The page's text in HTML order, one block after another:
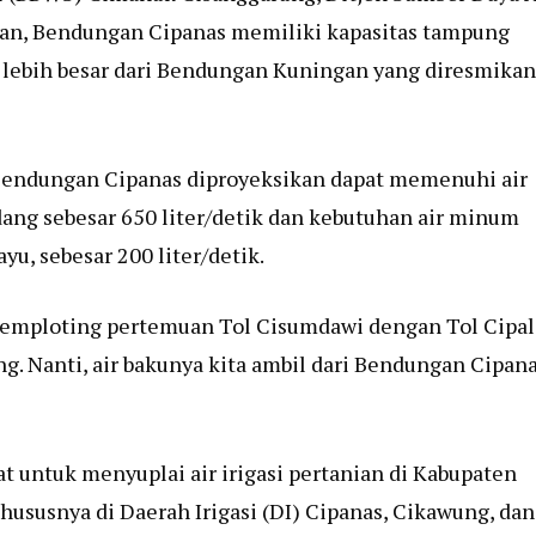
Bendungan Cipanas memiliki kapasitas tampung
besar dari Bendungan Kuningan yang diresmikan
Cipanas diproyeksikan dapat memenuhi air
sebesar 650 liter/detik dan kebutuhan air minum
sebesar 200 liter/detik.
pertemuan Tol Cisumdawi dengan Tol
Nanti, air bakunya kita ambil dari Bendungan
menyuplai air irigasi pertanian di Kabupaten
di Daerah Irigasi (DI) Cipanas, Cikawung, dan